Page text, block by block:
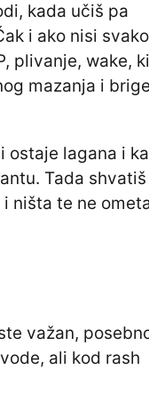
kada učiš pa
i ako nisi
plivanje, wake,
mazanja i brige
ostaje lagana i
Tada shvatiš
ništa te ne
važan,
ali kod rash